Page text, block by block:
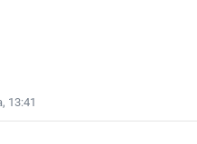
13:41